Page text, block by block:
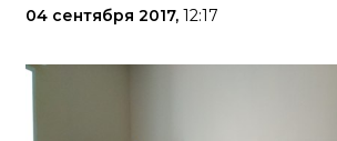
04 сентября 2017, 12:17